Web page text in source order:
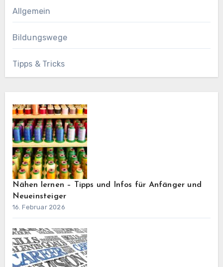
Allgemein
Bildungswege
Tipps & Tricks
Nähen lernen – Tipps und Infos für Anfänger und
Neueinsteiger
16. Februar 2026